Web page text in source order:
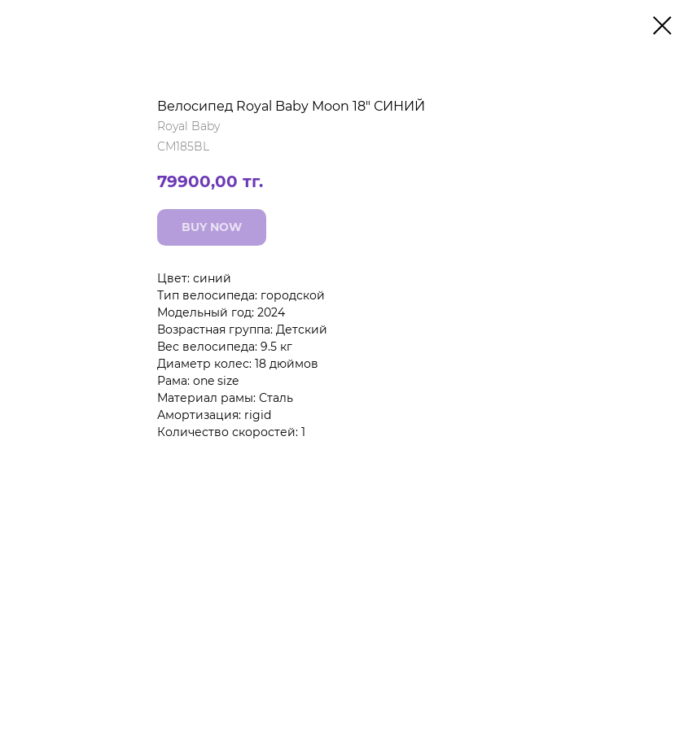
Велосипед Royal Baby Moon 18" СИНИЙ
Royal Baby
CM185BL
79900,00 тг.
BUY NOW
Цвет: синий
Тип велосипеда: городской
Модельный год: 2024
Возрастная группа: Детский
Вес велосипеда: 9.5 кг
Диаметр колес: 18 дюймов
Рама: one size
Материал рамы: Сталь
Амортизация: rigid
Количество скоростей: 1